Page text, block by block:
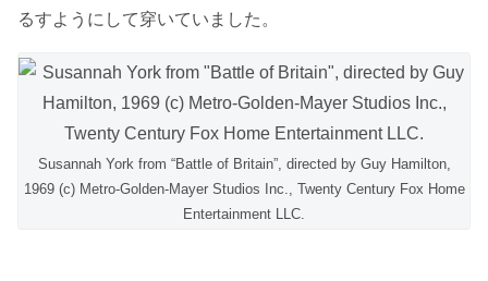
るすようにして穿いていました。
Susannah York from “Battle of Britain”, directed by Guy Hamilton,
1969 (c) Metro-Golden-Mayer Studios Inc., Twenty Century Fox Home
Entertainment LLC.